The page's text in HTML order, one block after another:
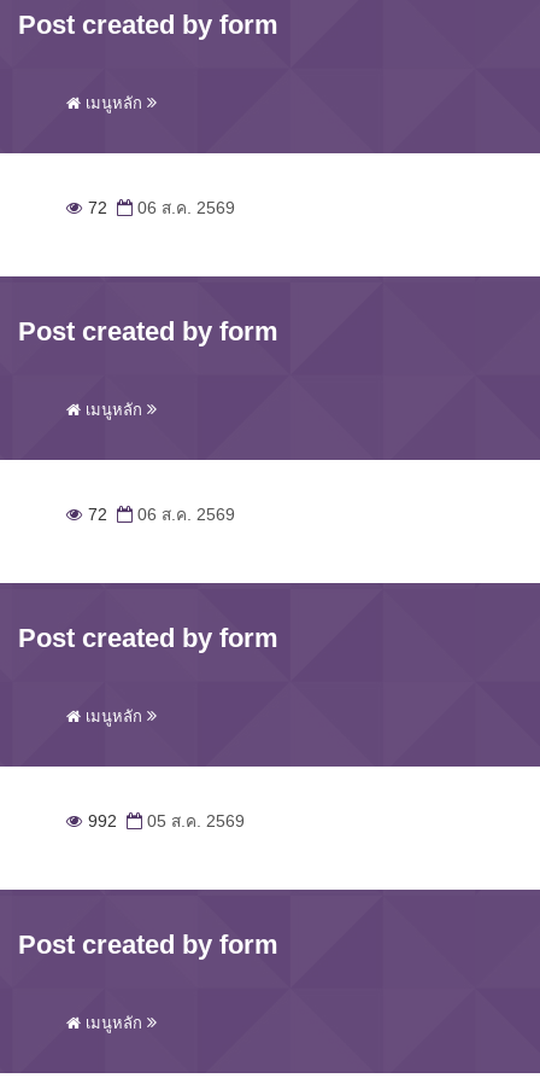
Post created by form
เมนูหลัก
72 06 ส.ค. 2569
Post created by form
เมนูหลัก
72 06 ส.ค. 2569
Post created by form
เมนูหลัก
992 05 ส.ค. 2569
Post created by form
เมนูหลัก